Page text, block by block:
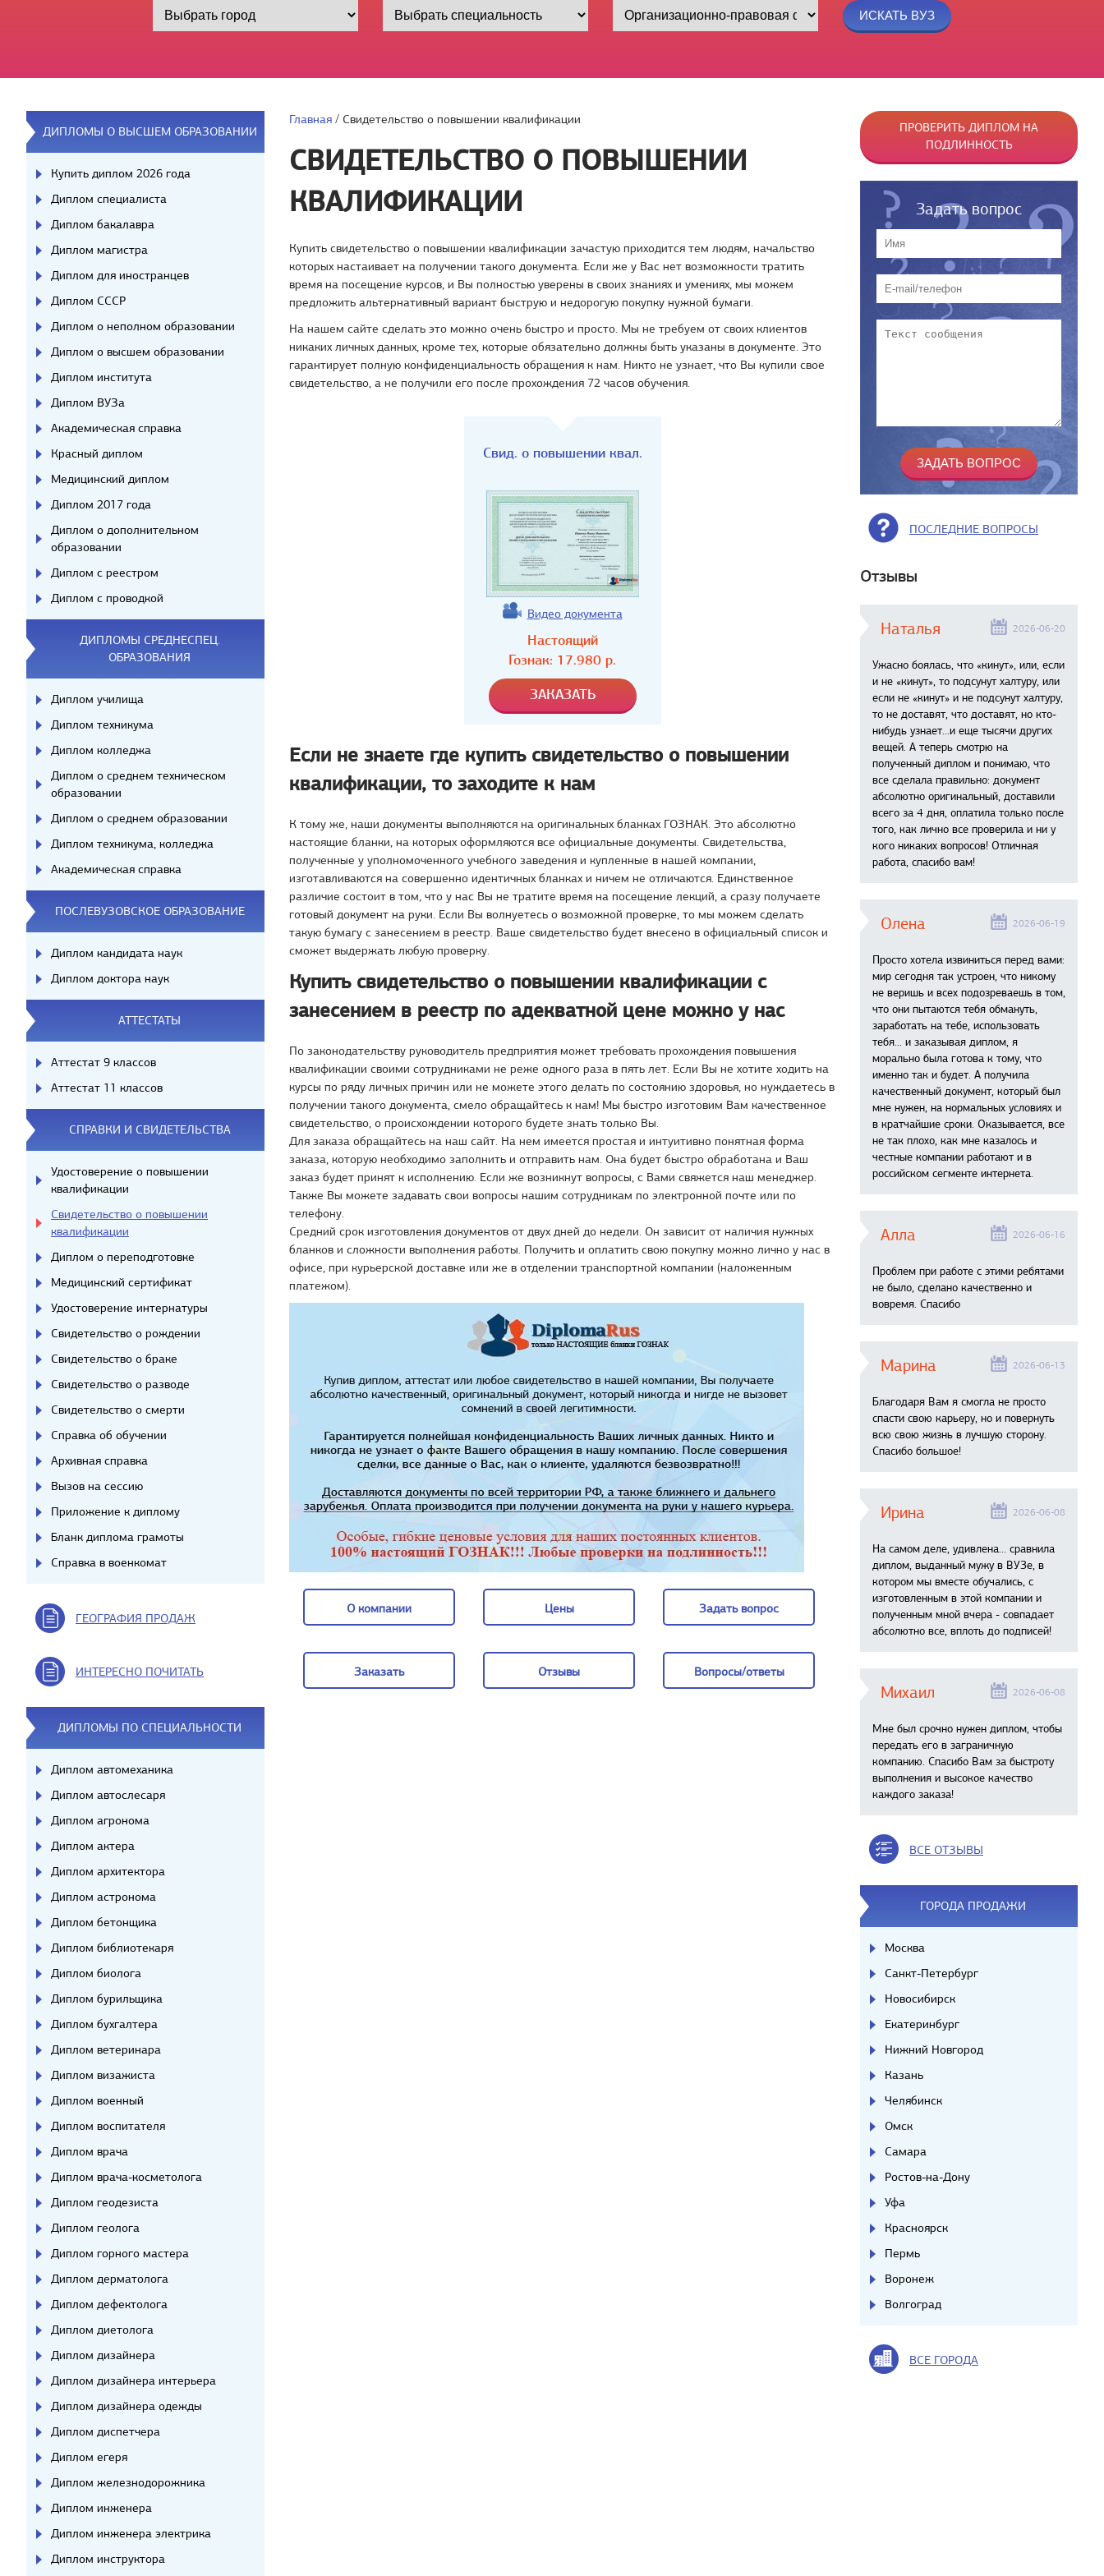
Главная / Свидетельство о повышении квалификации
СВИДЕТЕЛЬСТВО О ПОВЫШЕНИИ
КВАЛИФИКАЦИИ
Купить свидетельство о повышении квалификации зачастую приходится тем людям, начальство
которых настаивает на получении такого документа. Если же у Вас нет возможности тратить
время на посещение курсов, и Вы полностью уверены в своих знаниях и умениях, мы можем
предложить альтернативный вариант быструю и недорогую покупку нужной бумаги.
На нашем сайте сделать это можно очень быстро и просто. Мы не требуем от своих клиентов
никаких личных данных, кроме тех, которые обязательно должны быть указаны в документе. Это
гарантирует полную конфиденциальность обращения к нам. Никто не узнает, что Вы купили свое
свидетельство, а не получили его после прохождения 72 часов обучения.
Свид. о повышении квал.
Видео документа
Настоящий
Гознак: 17.980 р.
Если не знаете где купить свидетельство о повышении
квалификации, то заходите к нам
К тому же, наши документы выполняются на оригинальных бланках ГОЗНАК. Это абсолютно
настоящие бланки, на которых оформляются все официальные документы. Свидетельства,
полученные у уполномоченного учебного заведения и купленные в нашей компании,
изготавливаются на совершенно идентичных бланках и ничем не отличаются. Единственное
различие состоит в том, что у нас Вы не тратите время на посещение лекций, а сразу получаете
готовый документ на руки. Если Вы волнуетесь о возможной проверке, то мы можем сделать
такую бумагу с занесением в реестр. Ваше свидетельство будет внесено в официальный список и
сможет выдержать любую проверку.
Купить свидетельство о повышении квалификации с
занесением в реестр по адекватной цене можно у нас
По законодательству руководитель предприятия может требовать прохождения повышения
квалификации своими сотрудниками не реже одного раза в пять лет. Если Вы не хотите ходить на
курсы по ряду личных причин или не можете этого делать по состоянию здоровья, но нуждаетесь в
получении такого документа, смело обращайтесь к нам! Мы быстро изготовим Вам качественное
свидетельство, о происхождении которого будете знать только Вы.
Для заказа обращайтесь на наш сайт. На нем имеется простая и интуитивно понятная форма
заказа, которую необходимо заполнить и отправить нам. Она будет быстро обработана и Ваш
заказ будет принят к исполнению. Если же возникнут вопросы, с Вами свяжется наш менеджер.
Также Вы можете задавать свои вопросы нашим сотрудникам по электронной почте или по
телефону.
Средний срок изготовления документов от двух дней до недели. Он зависит от наличия нужных
бланков и сложности выполнения работы. Получить и оплатить свою покупку можно лично у нас в
офисе, при курьерской доставке или же в отделении транспортной компании (наложенным
платежом).
О компании Цены Задать вопрос
Заказать Отзывы Вопросы/ответы
ДИПЛОМЫ О ВЫСШЕМ ОБРАЗОВАНИИ
Купить диплом 2026 года
Диплом специалиста
Диплом бакалавра
Диплом магистра
Диплом для иностранцев
Диплом СССР
Диплом о неполном образовании
Диплом о высшем образовании
Диплом института
Диплом ВУЗа
Академическая справка
Красный диплом
Медицинский диплом
Диплом 2017 года
Диплом о дополнительном
образовании
Диплом с реестром
Диплом с проводкой
ДИПЛОМЫ СРЕДНЕСПЕЦ.
ОБРАЗОВАНИЯ
Диплом училища
Диплом техникума
Диплом колледжа
Диплом о среднем техническом
образовании
Диплом о среднем образовании
Диплом техникума, колледжа
Академическая справка
ПОСЛЕВУЗОВСКОЕ ОБРАЗОВАНИЕ
Диплом кандидата наук
Диплом доктора наук
АТТЕСТАТЫ
Аттестат 9 классов
Аттестат 11 классов
СПРАВКИ И СВИДЕТЕЛЬСТВА
Удостоверение о повышении
квалификации
Свидетельство о повышении
квалификации
Диплом о переподготовке
Медицинский сертификат
Удостоверение интернатуры
Свидетельство о рождении
Свидетельство о браке
Свидетельство о разводе
Свидетельство о смерти
Справка об обучении
Архивная справка
Вызов на сессию
Приложение к диплому
Бланк диплома грамоты
Справка в военкомат
ГЕОГРАФИЯ ПРОДАЖ
ИНТЕРЕСНО ПОЧИТАТЬ
ДИПЛОМЫ ПО СПЕЦИАЛЬНОСТИ
Диплом автомеханика
Диплом автослесаря
Диплом агронома
Диплом актера
Диплом архитектора
Диплом астронома
Диплом бетонщика
Диплом библиотекаря
Диплом биолога
Диплом бурильщика
Диплом бухгалтера
Диплом ветеринара
Диплом визажиста
Диплом военный
Диплом воспитателя
Диплом врача
Диплом врача-косметолога
Диплом геодезиста
Диплом геолога
Диплом горного мастера
Диплом дерматолога
Диплом дефектолога
Диплом диетолога
Диплом дизайнера
Диплом дизайнера интерьера
Диплом дизайнера одежды
Диплом диспетчера
Диплом егеря
Диплом железнодорожника
Диплом инженера
Диплом инженера электрика
Диплом инструктора
ПРОВЕРИТЬ ДИПЛОМ НА
ПОДЛИННОСТЬ
Задать вопрос
ПОСЛЕДНИЕ ВОПРОСЫ
Отзывы
Наталья 2026-06-20
Ужасно боялась, что «кинут», или, если
и не «кинут», то подсунут халтуру, или
если не «кинут» и не подсунут халтуру,
то не доставят, что доставят, но кто-
нибудь узнает...и еще тысячи других
вещей. А теперь смотрю на
полученный диплом и понимаю, что
все сделала правильно: документ
абсолютно оригинальный, доставили
всего за 4 дня, оплатила только после
того, как лично все проверила и ни у
кого никаких вопросов! Отличная
работа, спасибо вам!
Олена 2026-06-19
Просто хотела извиниться перед вами:
мир сегодня так устроен, что никому
не веришь и всех подозреваешь в том,
что они пытаются тебя обмануть,
заработать на тебе, использовать
тебя... и заказывая диплом, я
морально была готова к тому, что
именно так и будет. А получила
качественный документ, который был
мне нужен, на нормальных условиях и
в кратчайшие сроки. Оказывается, все
не так плохо, как мне казалось и
честные компании работают и в
российском сегменте интернета.
Алла 2026-06-16
Проблем при работе с этими ребятами
не было, сделано качественно и
вовремя. Спасибо
Марина 2026-06-13
Благодаря Вам я смогла не просто
спасти свою карьеру, но и повернуть
всю свою жизнь в лучшую сторону.
Спасибо большое!
Ирина 2026-06-08
На самом деле, удивлена… сравнила
диплом, выданный мужу в ВУЗе, в
котором мы вместе обучались, с
изготовленным в этой компании и
полученным мной вчера - совпадает
абсолютно все, вплоть до подписей!
Михаил 2026-06-08
Мне был срочно нужен диплом, чтобы
передать его в заграничную
компанию. Спасибо Вам за быстроту
выполнения и высокое качество
каждого заказа!
ВСЕ ОТЗЫВЫ
ГОРОДА ПРОДАЖИ
Москва
Санкт-Петербург
Новосибирск
Екатеринбург
Нижний Новгород
Казань
Челябинск
Омск
Самара
Ростов-на-Дону
Уфа
Красноярск
Пермь
Воронеж
Волгоград
ВСЕ ГОРОДА